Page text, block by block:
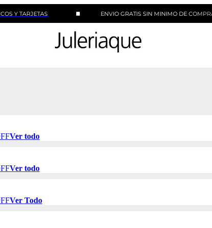
ENVIO GRATIS SIN MINIMO DE COMPRA
Ver todo
Ver todo
Ver Todo